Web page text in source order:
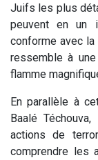
Juifs les plus
peuvent en un
conforme avec la
ressemble à
flamme
En parallèle à
Baalé
actions de
comprendre les